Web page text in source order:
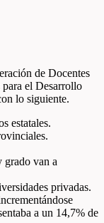
de Docentes
el Desarrollo
lo siguiente.
estatales.
grado van a
privadas.
a un 14,7% de